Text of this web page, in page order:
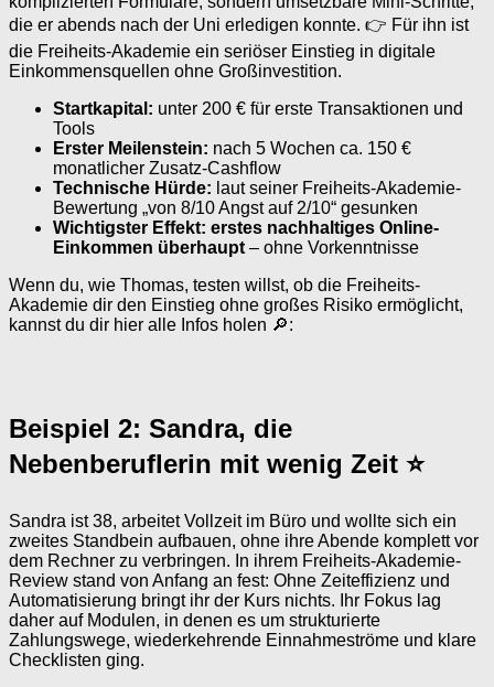
die er abends nach der Uni erledigen konnte. 👉 Für ihn ist
die Freiheits-Akademie ein seriöser Einstieg in digitale
Einkommensquellen ohne Großinvestition.
Startkapital: unter 200 € für erste Transaktionen und
Tools
Erster Meilenstein: nach 5 Wochen ca. 150 €
monatlicher Zusatz-Cashflow
Technische Hürde: laut seiner Freiheits-Akademie-
Bewertung „von 8/10 Angst auf 2/10“ gesunken
Wichtigster Effekt: erstes nachhaltiges Online-
Einkommen überhaupt – ohne Vorkenntnisse
Wenn du, wie Thomas, testen willst, ob die Freiheits-
Akademie dir den Einstieg ohne großes Risiko ermöglicht,
kannst du dir hier alle Infos holen 🔎:
Beispiel 2: Sandra, die
Nebenberuflerin mit wenig Zeit ⭐
Sandra ist 38, arbeitet Vollzeit im Büro und wollte sich ein
zweites Standbein aufbauen, ohne ihre Abende komplett vor
dem Rechner zu verbringen. In ihrem Freiheits-Akademie-
Review stand von Anfang an fest: Ohne Zeiteffizienz und
Automatisierung bringt ihr der Kurs nichts. Ihr Fokus lag
daher auf Modulen, in denen es um strukturierte
Zahlungswege, wiederkehrende Einnahmeströme und klare
Checklisten ging.